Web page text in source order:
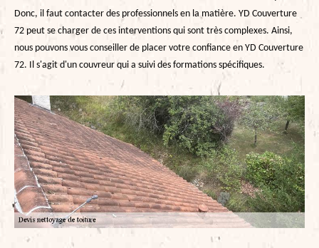
Donc, il faut contacter des professionnels en la matière. YD Couverture
72 peut se charger de ces interventions qui sont très complexes. Ainsi,
nous pouvons vous conseiller de placer votre confiance en YD Couverture
72. Il s'agit d'un couvreur qui a suivi des formations spécifiques.